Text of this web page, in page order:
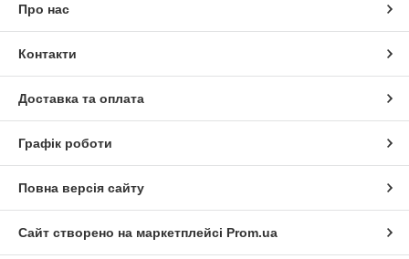
Про нас
Контакти
Доставка та оплата
Графік роботи
Повна версія сайту
Сайт створено на маркетплейсі Prom.ua